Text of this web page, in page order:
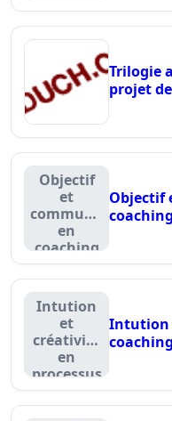
Trilogie
projet
Objectif
et
communication
en
coaching
Objectif
coaching
Intution
et
créativité
en
processus
coaching
Intution
coaching